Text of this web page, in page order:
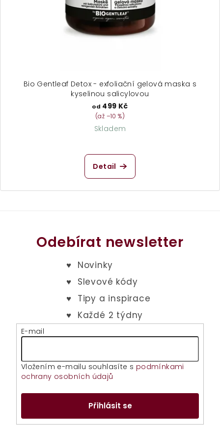
Bio Gentleaf Detox - exfoliační gelová maska s
kyselinou salicylovou
od 499 Kč
(až –10 %)
Skladem
hodnocení
produktu
z
Detail
Odebírat newsletter
E-mail
Vložením e-mailu souhlasíte s podmínkami
ochrany osobních údajů
Přihlásit se